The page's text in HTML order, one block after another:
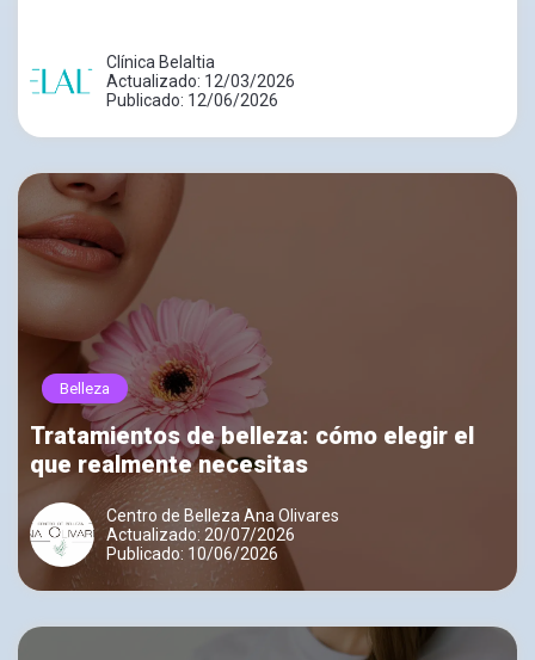
Clínica Belaltia
Actualizado: 12/03/2026
Publicado: 12/06/2026
Belleza
Tratamientos de belleza: cómo elegir el
que realmente necesitas
Centro de Belleza Ana Olivares
Actualizado: 20/07/2026
Publicado: 10/06/2026